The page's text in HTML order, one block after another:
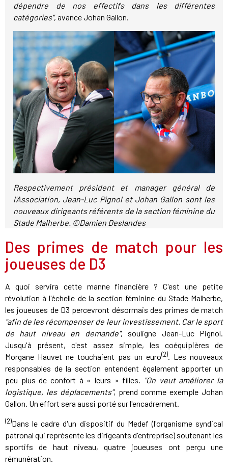
dépendre de nos effectifs dans les différentes
catégories", avance Johan Gallon.
Respectivement président et manager général de
l'Association, Jean-Luc Pignol et Johan Gallon sont les
nouveaux dirigeants référents de la section féminine du
Stade Malherbe. ©Damien Deslandes
Des primes de match pour les
joueuses de D3
A quoi servira cette manne financière ? C'est une petite
révolution à l'échelle de la section féminine du Stade Malherbe,
les joueuses de D3 percevront désormais des primes de match
"afin de les récompenser de leur investissement. Car le sport
de haut niveau en demande", souligne Jean-Luc Pignol.
Jusqu'à présent, c'est assez simple, les coéquipières de
Morgane Hauvet ne touchaient pas un euro(2). Les nouveaux
responsables de la section entendent également apporter un
peu plus de confort à « leurs » filles. "On veut améliorer la
logistique, les déplacements", prend comme exemple Johan
Gallon. Un effort sera aussi porté sur l'encadrement.
(2)Dans le cadre d'un dispositif du Medef (l'organisme syndical
patronal qui représente les dirigeants d'entreprise) soutenant les
sportifs de haut niveau, quatre joueuses ont perçu une
rémunération.